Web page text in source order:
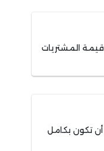
المشتريات
أن تكون بكامل